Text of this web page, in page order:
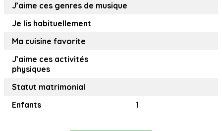
J’aime ces genres de musique
Je lis habituellement
Ma cuisine favorite
J’aime ces activités
physiques
Statut matrimonial
Enfants
1